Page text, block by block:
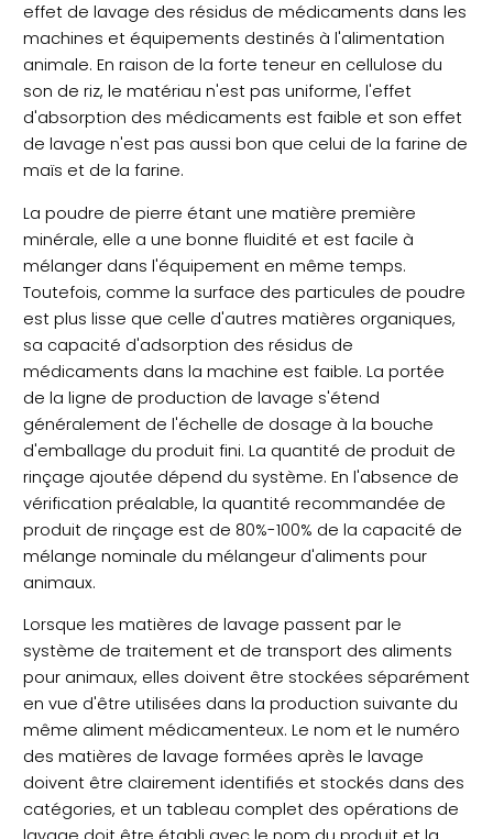
effet de lavage des résidus de médicaments dans les
machines et équipements destinés à l'alimentation
animale. En raison de la forte teneur en cellulose du
son de riz, le matériau n'est pas uniforme, l'effet
d'absorption des médicaments est faible et son effet
de lavage n'est pas aussi bon que celui de la farine de
maïs et de la farine.
La poudre de pierre étant une matière première
minérale, elle a une bonne fluidité et est facile à
mélanger dans l'équipement en même temps.
Toutefois, comme la surface des particules de poudre
est plus lisse que celle d'autres matières organiques,
sa capacité d'adsorption des résidus de
médicaments dans la machine est faible. La portée
de la ligne de production de lavage s'étend
généralement de l'échelle de dosage à la bouche
d'emballage du produit fini. La quantité de produit de
rinçage ajoutée dépend du système. En l'absence de
vérification préalable, la quantité recommandée de
produit de rinçage est de 80%-100% de la capacité de
mélange nominale du mélangeur d'aliments pour
animaux.
Lorsque les matières de lavage passent par le
système de traitement et de transport des aliments
pour animaux, elles doivent être stockées séparément
en vue d'être utilisées dans la production suivante du
même aliment médicamenteux. Le nom et le numéro
des matières de lavage formées après le lavage
doivent être clairement identifiés et stockés dans des
catégories, et un tableau complet des opérations de